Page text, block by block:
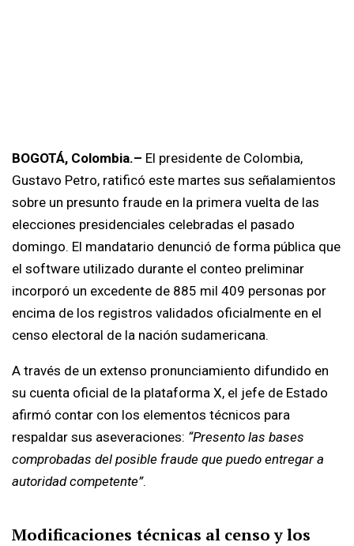
BOGOTÁ, Colombia.– El presidente de Colombia,
Gustavo Petro, ratificó este martes sus señalamientos
sobre un presunto fraude en la primera vuelta de las
elecciones presidenciales celebradas el pasado
domingo. El mandatario denunció de forma pública que
el software utilizado durante el conteo preliminar
incorporó un excedente de 885 mil 409 personas por
encima de los registros validados oficialmente en el
censo electoral de la nación sudamericana.
A través de un extenso pronunciamiento difundido en
su cuenta oficial de la plataforma X, el jefe de Estado
afirmó contar con los elementos técnicos para
respaldar sus aseveraciones: “Presento las bases
comprobadas del posible fraude que puedo entregar a
autoridad competente”.
Modificaciones técnicas al censo y los